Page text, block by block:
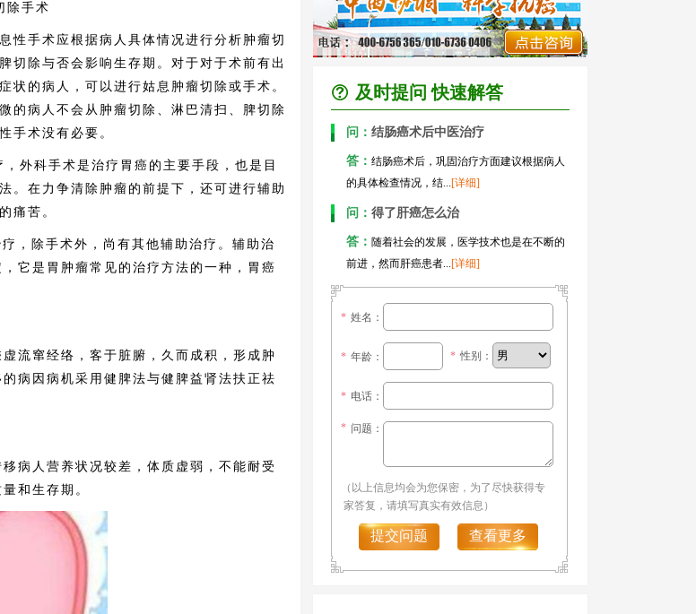
手术
手术应根据病人具体情况进行分析肿瘤切
切除与否会影响生存期。对于对于术前有出
状的病人，可以进行姑息肿瘤切除或手术。
的病人不会从肿瘤切除、淋巴清扫、脾切除
手术没有必要。
科手术是治疗胃癌的主要手段，也是目
。在力争清除肿瘤的前提下，还可进行辅助
痛苦。
除手术外，尚有其他辅助治疗。辅助治
它是胃肿瘤常见的治疗方法的一种，胃癌
窜经络，客于脏腑，久而成积，形成肿
病因病机采用健脾法与健脾益肾法扶正祛
人营养状况较差，体质虚弱，不能耐受
和生存期。
及时提问 快速解答
问： 结肠癌术后中医治疗
答： 结肠癌术后，巩固治疗方面建议根据病人
的具体检查情况，结...[详细]
问： 得了肝癌怎么治
答： 随着社会的发展，医学技术也是在不断的
前进，然而肝癌患者...[详细]
* 姓名：
* 年龄： * 性别：
* 电话：
* 问题：
（以上信息均会为您保密，为了尽快获得专
家答复，请填写真实有效信息）
提交问题 查看更多